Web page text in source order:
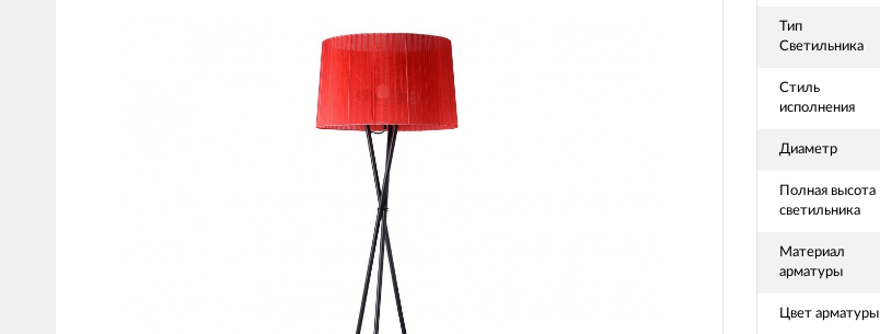
Тип
Светильника
Стиль
исполнения
Диаметр
Полная высота
светильника
Материал
арматуры
Цвет арматуры